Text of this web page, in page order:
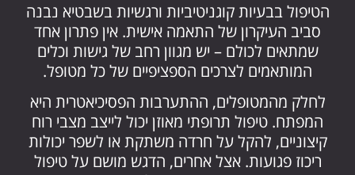
הטיפול בבעיות קוגניטיביות ורגשיות בשבטיא נבנה
סביב העיקרון של התאמה אישית. אין פתרון אחד
שמתאים לכולם – יש מגוון רחב של גישות וכלים
המותאמים לצרכים הספציפיים של כל מטופל.
לחלק מהמטופלים, ההתערבות הפסיכיאטרית היא
המפתח. טיפול תרופתי מאוזן יכול לייצב מצבי רוח
קיצוניים, להקל על חרדה משתקת או לשפר יכולות
ריכוז פגועות. אצל אחרים, הדגש מושם על טיפול